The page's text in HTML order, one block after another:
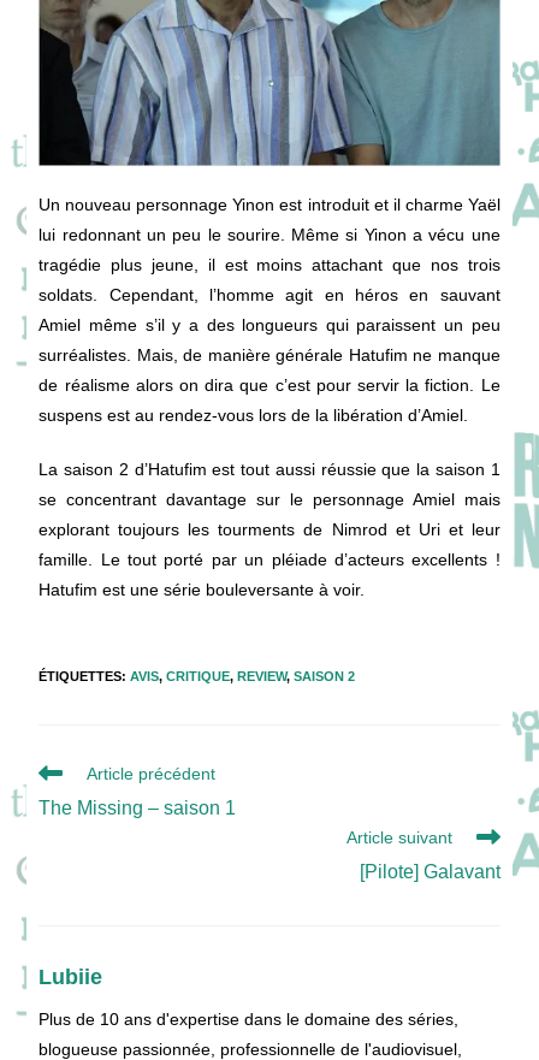
Un nouveau personnage Yinon est introduit et il charme Yaël
lui redonnant un peu le sourire. Même si Yinon a vécu une
tragédie plus jeune, il est moins attachant que nos trois
soldats. Cependant, l’homme agit en héros en sauvant
Amiel même s’il y a des longueurs qui paraissent un peu
surréalistes. Mais, de manière générale Hatufim ne manque
de réalisme alors on dira que c’est pour servir la fiction. Le
suspens est au rendez-vous lors de la libération d’Amiel.
La saison 2 d’Hatufim est tout aussi réussie que la saison 1
se concentrant davantage sur le personnage Amiel mais
explorant toujours les tourments de Nimrod et Uri et leur
famille. Le tout porté par un pléiade d’acteurs excellents !
Hatufim est une série bouleversante à voir.
ÉTIQUETTES:AVIS, CRITIQUE, REVIEW, SAISON 2
Read
articles
Article précédent
The Missing – saison 1
Article suivant
[Pilote] Galavant
Lubiie
Plus de 10 ans d'expertise dans le domaine des séries,
blogueuse passionnée, professionnelle de l'audiovisuel,